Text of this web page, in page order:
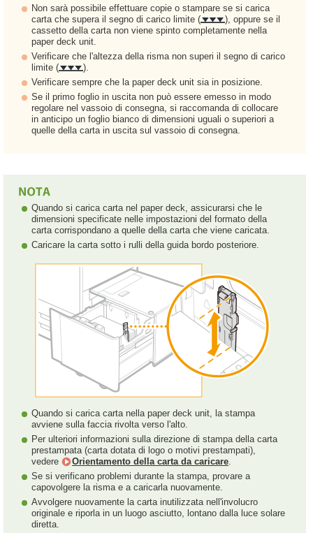
Non sarà possibile effettuare copie o stampare se si carica
carta che supera il segno di carico limite (
), oppure se il
cassetto della carta non viene spinto completamente nella
paper deck unit.
Verificare che l'altezza della risma non superi il segno di carico
limite (
).
Verificare sempre che la paper deck unit sia in posizione.
Se il primo foglio in uscita non può essere emesso in modo
regolare nel vassoio di consegna, si raccomanda di collocare
in anticipo un foglio bianco di dimensioni uguali o superiori a
quelle della carta in uscita sul vassoio di consegna.
Quando si carica carta nel paper deck, assicurarsi che le
dimensioni specificate nelle impostazioni del formato della
carta corrispondano a quelle della carta che viene caricata.
Caricare la carta sotto i rulli della guida bordo posteriore.
Quando si carica carta nella paper deck unit, la stampa
avviene sulla faccia rivolta verso l'alto.
Per ulteriori informazioni sulla direzione di stampa della carta
prestampata (carta dotata di logo o motivi prestampati),
vedere
Orientamento della carta da caricare.
Se si verificano problemi durante la stampa, provare a
capovolgere la risma e a caricarla nuovamente.
Avvolgere nuovamente la carta inutilizzata nell'involucro
originale e riporla in un luogo asciutto, lontano dalla luce solare
diretta.